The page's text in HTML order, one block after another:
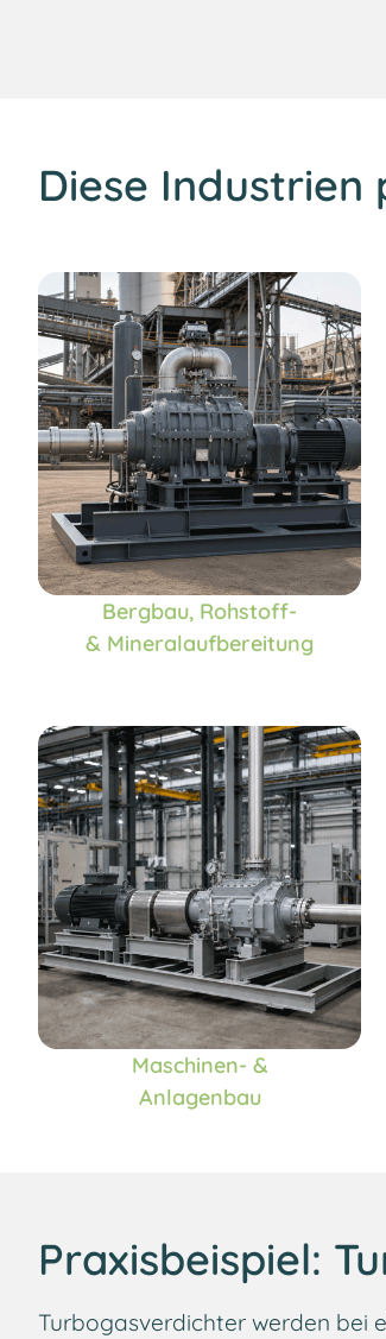
Diese
Bergbau, Rohstoff-
& Mineralaufbereitung
Maschinen- &
Anlagenbau
Praxisbeispiel:
Turbogasverdichter werden bei